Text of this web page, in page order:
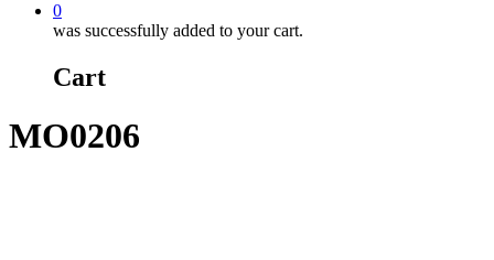
0
was successfully added to your cart.
Cart
MO0206